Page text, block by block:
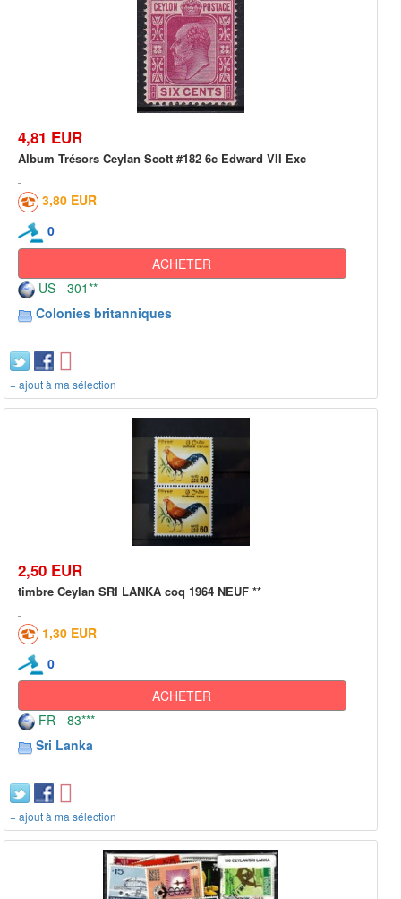
4,81 EUR
Album Trésors Ceylan Scott #182 6c Edward VII Exc
3,80 EUR
0
ACHETER
US - 301**
Colonies britanniques
+ ajout à ma sélection
2,50 EUR
timbre Ceylan SRI LANKA coq 1964 NEUF **
1,30 EUR
0
ACHETER
FR - 83***
Sri Lanka
+ ajout à ma sélection